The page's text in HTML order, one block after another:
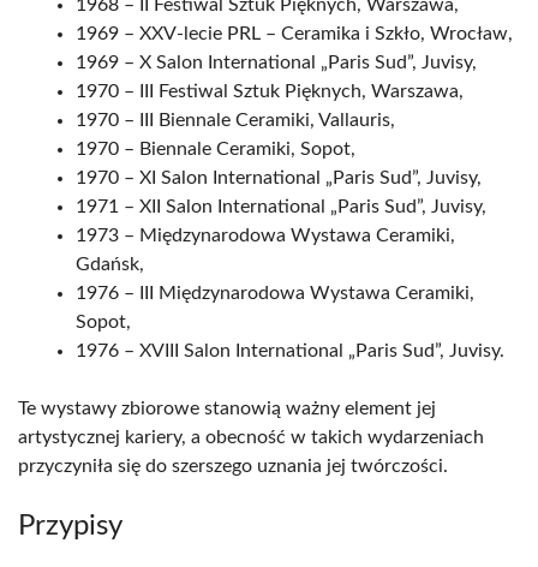
1968 – II Festiwal Sztuk Pięknych, Warszawa,
1969 – XXV-lecie PRL – Ceramika i Szkło, Wrocław,
1969 – X Salon International „Paris Sud”, Juvisy,
1970 – III Festiwal Sztuk Pięknych, Warszawa,
1970 – III Biennale Ceramiki, Vallauris,
1970 – Biennale Ceramiki, Sopot,
1970 – XI Salon International „Paris Sud”, Juvisy,
1971 – XII Salon International „Paris Sud”, Juvisy,
1973 – Międzynarodowa Wystawa Ceramiki,
Gdańsk,
1976 – III Międzynarodowa Wystawa Ceramiki,
Sopot,
1976 – XVIII Salon International „Paris Sud”, Juvisy.
Te wystawy zbiorowe stanowią ważny element jej
artystycznej kariery, a obecność w takich wydarzeniach
przyczyniła się do szerszego uznania jej twórczości.
Przypisy